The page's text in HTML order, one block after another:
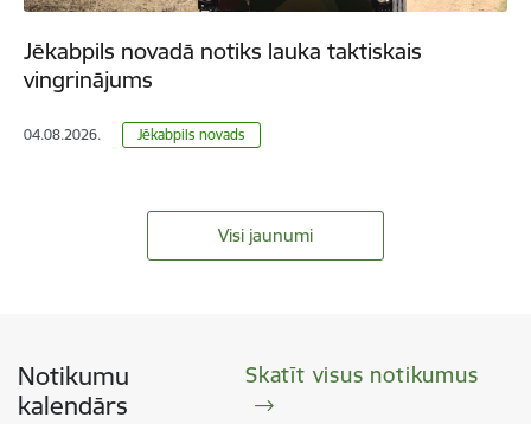
Jēkabpils novadā notiks lauka taktiskais
vingrinājums
04.08.2026. Jēkabpils novads
Visi jaunumi
Notikumu
kalendārs
Skatīt visus notikumus